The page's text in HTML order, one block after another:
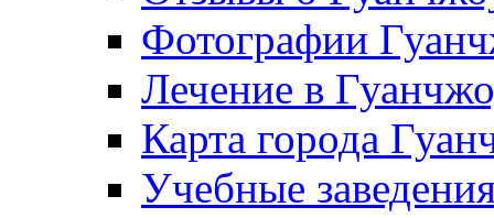
Фотографии
Лечение в
Карта города
Учебные